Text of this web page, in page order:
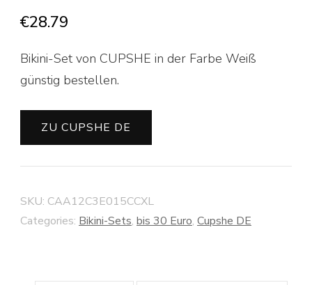
€28.79
Bikini-Set von CUPSHE in der Farbe Weiß
günstig bestellen.
ZU CUPSHE DE
SKU: CAA12C3E015CCXL
Categories: Bikini-Sets, bis 30 Euro, Cupshe DE